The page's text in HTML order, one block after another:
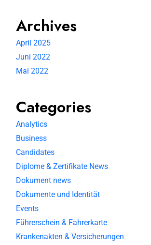
Archives
April 2025
Juni 2022
Mai 2022
Categories
Analytics
Business
Candidates
Diplome & Zertifikate News
Dokument news
Dokumente und Identität
Events
Führerschein & Fahrerkarte
Krankenakten & Versicherungen